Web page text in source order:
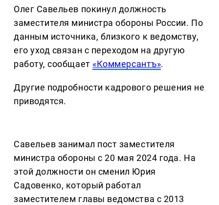
Олег Савельев покинул должность
заместителя министра обороны России. По
данным источника, близкого к ведомству,
его уход связан с переходом на другую
работу, сообщает «Коммерсантъ».
Другие подробности кадрового решения не
приводятся.
Савельев занимал пост заместителя
министра обороны с 20 мая 2024 года. На
этой должности он сменил Юрия
Садовенко, который работал
заместителем главы ведомства с 2013